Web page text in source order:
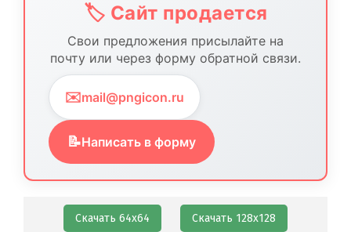
🏷️ Сайт продается
Свои предложения присылайте на
почту или через форму обратной связи.
✉️mail@pngicon.ru
📝Написать в форму
Скачать 64х64 Скачать 128х128